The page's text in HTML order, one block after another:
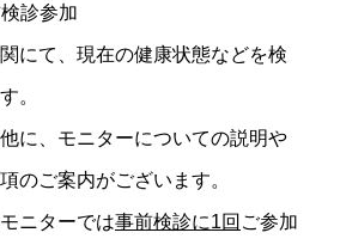
診参加
にて、現在の健康状態などを検
。
に、モニターについての説明や
のご案内がございます。
ニターでは事前検診に1回 ご参加